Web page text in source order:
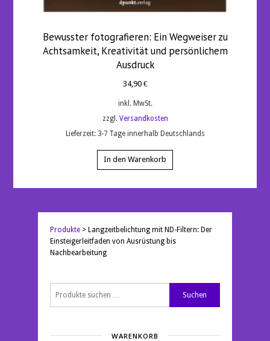
Bewusster fotografieren: Ein Wegweiser zu
Achtsamkeit, Kreativität und persönlichem
Ausdruck
34,90 €
inkl. MwSt.
zzgl. Versandkosten
Lieferzeit: 3-7 Tage innerhalb Deutschlands
In den Warenkorb
Produkte> Langzeitbelichtung mit ND-Filtern: Der
Einsteigerleitfaden von Ausrüstung bis
Nachbearbeitung
nach:
Suchen
WARENKORB